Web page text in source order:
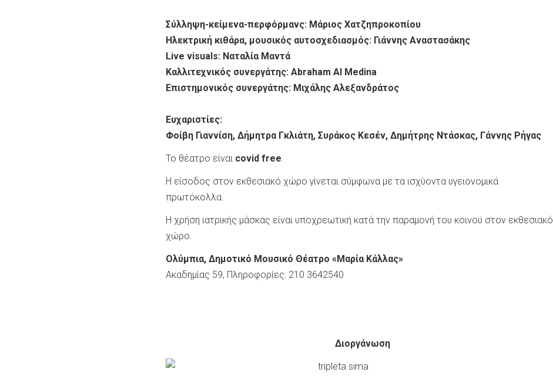
Σύλληψη-κείμενα-περφόρμανς: Μάριος Χατζηπροκοπίου
Ηλεκτρική κιθάρα, μουσικός αυτοσχεδιασμός: Γιάννης Αναστασάκης
Live visuals: Ναταλία Μαντά
Καλλιτεχνικός συνεργάτης: Abraham Al Μedina
Επιστημονικός συνεργάτης: Μιχάλης Αλεξανδράτος
Ευχαριστίες:
Φοίβη Γιαννίση, Δήμητρα Γκλιάτη, Συράκος Κεσέν, Δημήτρης Ντάσκας, Γάννης Ρήγας
Το θέατρο είναι covid free
Η είσοδος στον εκθεσιακό χώρο γίνεται σύμφωνα με τα ισχύοντα υγειονομικά
πρωτόκολλα.
Η χρήση ιατρικής μάσκας είναι υποχρεωτική κατά την παραμονή του κοινού στον εκθεσιακό
χώρο.
Ολύμπια, Δημοτικό Μουσικό Θέατρο «Μαρία Κάλλας»
Ακαδημίας 59, Πληροφορίες: 210 3642540
Διοργάνωση